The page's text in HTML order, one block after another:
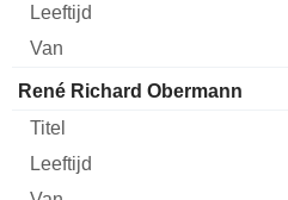
René Richard Obermann